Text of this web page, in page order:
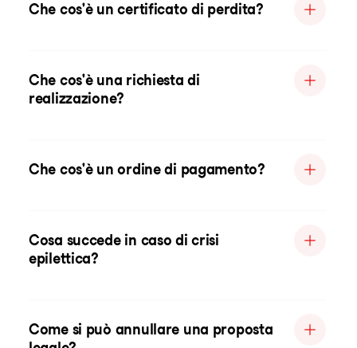
Che cos'è un certificato di perdita?
Che cos'è una richiesta di
realizzazione?
Che cos'è un ordine di pagamento?
Cosa succede in caso di crisi
epilettica?
Come si può annullare una proposta